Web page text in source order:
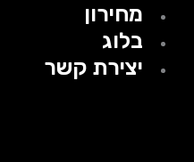
מחירון
בלוג
יצירת קשר